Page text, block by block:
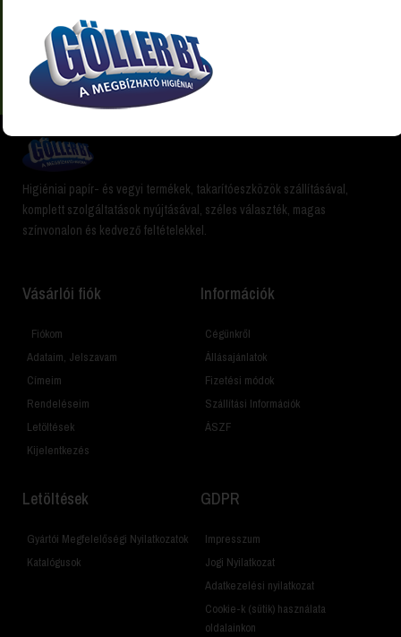
Nem találsz valamit? Hívj és segítünk Hétfőtől -
péntekig 8:00 -17:00 +36 20 223 8470
Higiéniai papír- és vegyi termékek, takarítóeszközök szállításával,
komplett szolgáltatások nyújtásával, széles választék, magas
színvonalon és kedvező feltételekkel.
Vásárlói fiók
Fiókom
Adataim, Jelszavam
Címeim
Rendeléseim
Letöltések
Kijelentkezés
Információk
Cégünkről
Állásajánlatok
Fizetési módok
Szállítási Információk
ÁSZF
Letöltések
Gyártói Megfelelőségi Nyilatkozatok
Katalógusok
GDPR
Impresszum
Jogi Nyilatkozat
Adatkezelési nyilatkozat
Cookie-k (sütik) használata
oldalainkon